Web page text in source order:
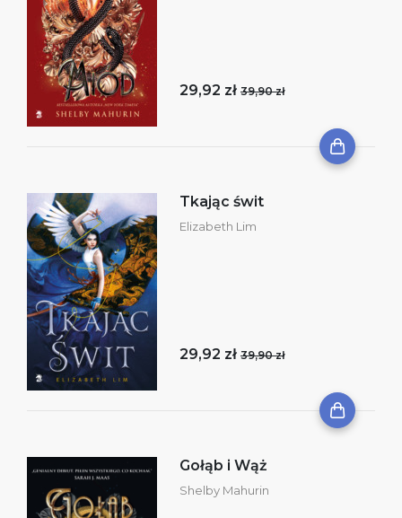
29,92 zł 39,90 zł
Tkając świt
Elizabeth Lim
29,92 zł 39,90 zł
Gołąb i Wąż
Shelby Mahurin